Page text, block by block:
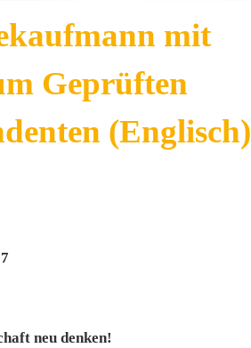
mit
Geprüften
(Englisch)
neu denken!